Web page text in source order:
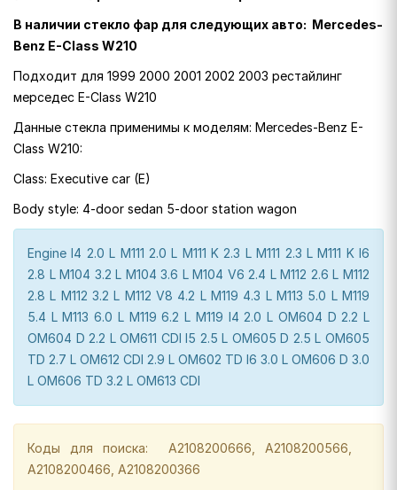
В наличии стекло фар для следующих авто: Mercedes-
Benz E-Class W210
Подходит для 1999 2000 2001 2002 2003 рестайлинг
мерседес E-Class W210
Данные стекла применимы к моделям: Mercedes-Benz E-
Class W210:
Class: Executive car (E)
Body style: 4-door sedan 5-door station wagon
Engine I4 2.0 L M111 2.0 L M111 K 2.3 L M111 2.3 L M111 K I6
2.8 L M104 3.2 L M104 3.6 L M104 V6 2.4 L M112 2.6 L M112
2.8 L M112 3.2 L M112 V8 4.2 L M119 4.3 L M113 5.0 L M119
5.4 L M113 6.0 L M119 6.2 L M119 I4 2.0 L OM604 D 2.2 L
OM604 D 2.2 L OM611 CDI I5 2.5 L OM605 D 2.5 L OM605
TD 2.7 L OM612 CDI 2.9 L OM602 TD I6 3.0 L OM606 D 3.0
L OM606 TD 3.2 L OM613 CDI
Коды для поиска: A2108200666, A2108200566,
A2108200466, A2108200366